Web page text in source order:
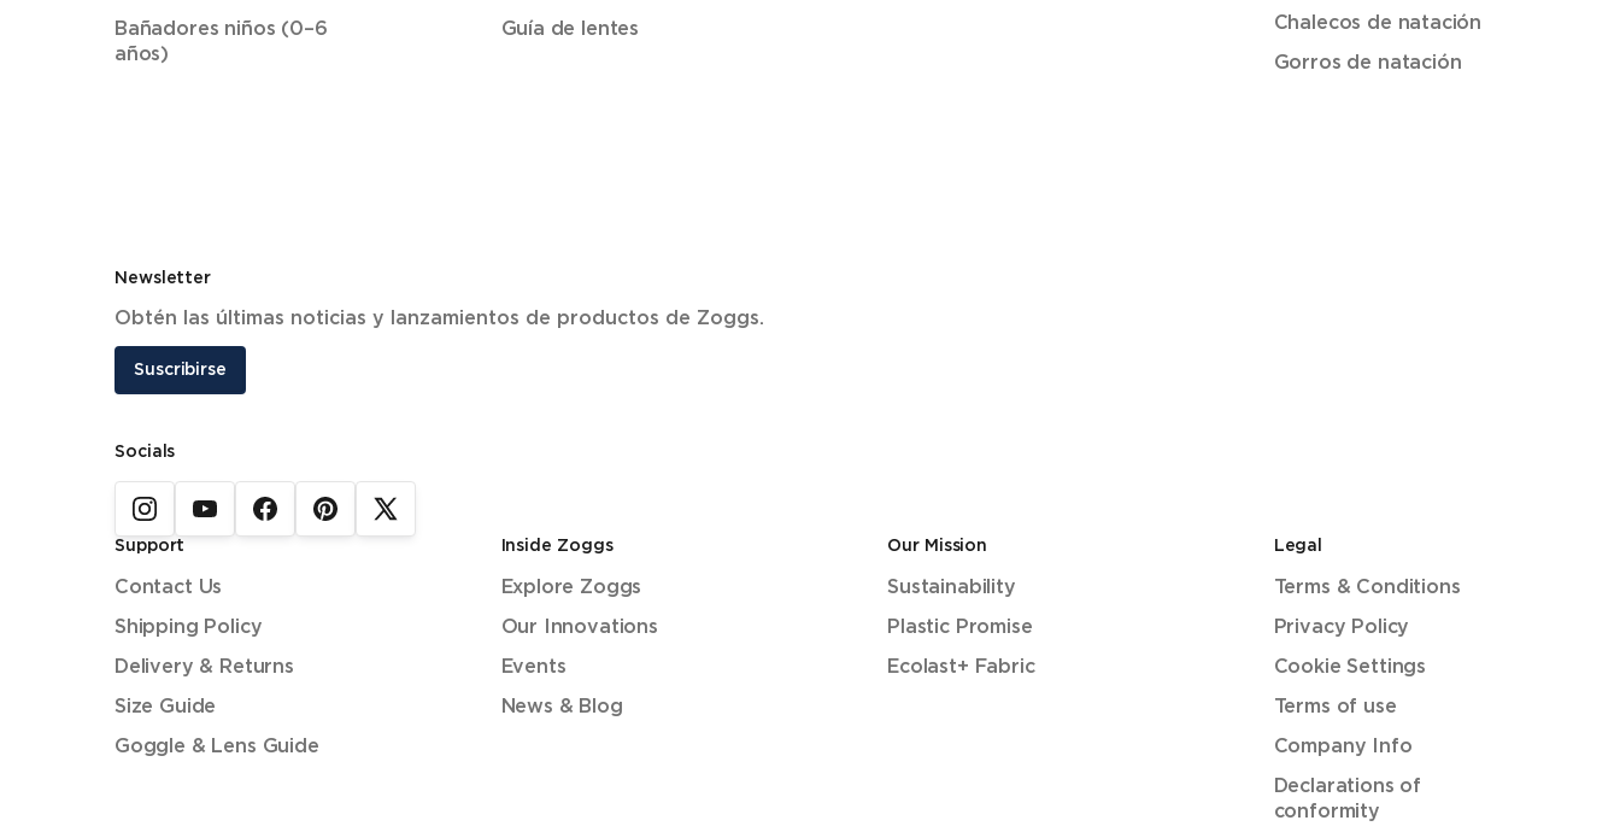
Bañadores niños (0–6
años)
Guía de lentes Chalecos de natación
Gorros de natación
Newsletter
Obtén las últimas noticias y lanzamientos de productos de Zoggs.
Suscribirse
Socials
Support
Contact Us
Shipping Policy
Delivery & Returns
Size Guide
Goggle & Lens Guide
Inside Zoggs
Explore Zoggs
Our Innovations
Events
News & Blog
Our Mission
Sustainability
Plastic Promise
Ecolast+ Fabric
Legal
Terms & Conditions
Privacy Policy
Cookie Settings
Terms of use
Company Info
Declarations of
conformity